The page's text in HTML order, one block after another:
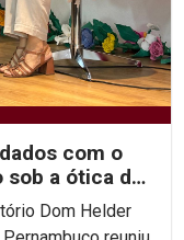
com o
sob a ótica da
Dom Helder